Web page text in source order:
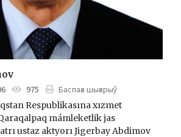
975
Баспаға шығарыў
Respublikasına xızmet
mámleketlik jas
ustaz aktyorı Jigerbay Abdimov